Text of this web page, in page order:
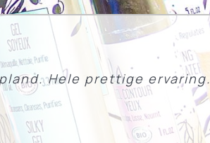
Hele prettige ervaring.
tijden een behandeling.